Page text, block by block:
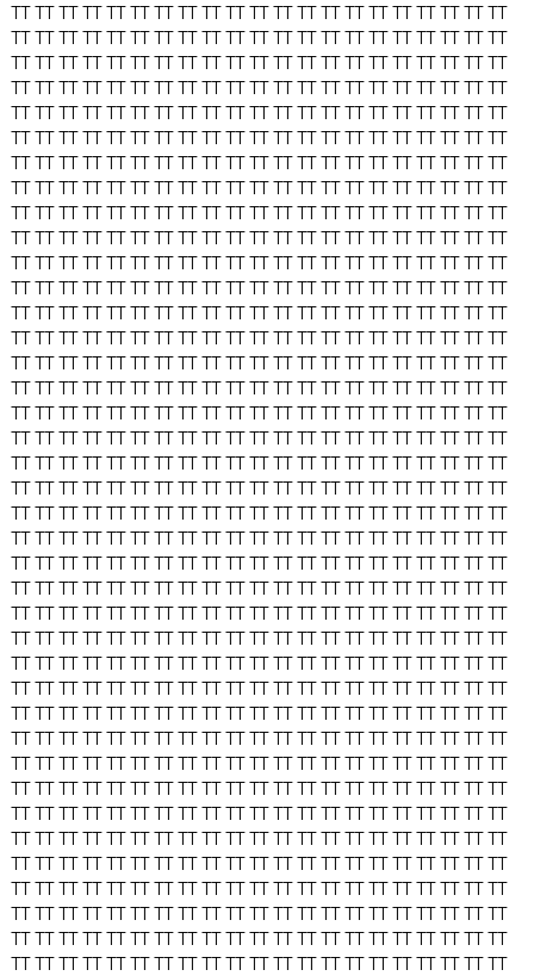
TT TT TT TT TT TT TT TT TT TT TT TT TT TT TT TT TT TT TT TT TT
TT TT TT TT TT TT TT TT TT TT TT TT TT TT TT TT TT TT TT TT TT
TT TT TT TT TT TT TT TT TT TT TT TT TT TT TT TT TT TT TT TT TT
TT TT TT TT TT TT TT TT TT TT TT TT TT TT TT TT TT TT TT TT TT
TT TT TT TT TT TT TT TT TT TT TT TT TT TT TT TT TT TT TT TT TT
TT TT TT TT TT TT TT TT TT TT TT TT TT TT TT TT TT TT TT TT TT
TT TT TT TT TT TT TT TT TT TT TT TT TT TT TT TT TT TT TT TT TT
TT TT TT TT TT TT TT TT TT TT TT TT TT TT TT TT TT TT TT TT TT
TT TT TT TT TT TT TT TT TT TT TT TT TT TT TT TT TT TT TT TT TT
TT TT TT TT TT TT TT TT TT TT TT TT TT TT TT TT TT TT TT TT TT
TT TT TT TT TT TT TT TT TT TT TT TT TT TT TT TT TT TT TT TT TT
TT TT TT TT TT TT TT TT TT TT TT TT TT TT TT TT TT TT TT TT TT
TT TT TT TT TT TT TT TT TT TT TT TT TT TT TT TT TT TT TT TT TT
TT TT TT TT TT TT TT TT TT TT TT TT TT TT TT TT TT TT TT TT TT
TT TT TT TT TT TT TT TT TT TT TT TT TT TT TT TT TT TT TT TT TT
TT TT TT TT TT TT TT TT TT TT TT TT TT TT TT TT TT TT TT TT TT
TT TT TT TT TT TT TT TT TT TT TT TT TT TT TT TT TT TT TT TT TT
TT TT TT TT TT TT TT TT TT TT TT TT TT TT TT TT TT TT TT TT TT
TT TT TT TT TT TT TT TT TT TT TT TT TT TT TT TT TT TT TT TT TT
TT TT TT TT TT TT TT TT TT TT TT TT TT TT TT TT TT TT TT TT TT
TT TT TT TT TT TT TT TT TT TT TT TT TT TT TT TT TT TT TT TT TT
TT TT TT TT TT TT TT TT TT TT TT TT TT TT TT TT TT TT TT TT TT
TT TT TT TT TT TT TT TT TT TT TT TT TT TT TT TT TT TT TT TT TT
TT TT TT TT TT TT TT TT TT TT TT TT TT TT TT TT TT TT TT TT TT
TT TT TT TT TT TT TT TT TT TT TT TT TT TT TT TT TT TT TT TT TT
TT TT TT TT TT TT TT TT TT TT TT TT TT TT TT TT TT TT TT TT TT
TT TT TT TT TT TT TT TT TT TT TT TT TT TT TT TT TT TT TT TT TT
TT TT TT TT TT TT TT TT TT TT TT TT TT TT TT TT TT TT TT TT TT
TT TT TT TT TT TT TT TT TT TT TT TT TT TT TT TT TT TT TT TT TT
TT TT TT TT TT TT TT TT TT TT TT TT TT TT TT TT TT TT TT TT TT
TT TT TT TT TT TT TT TT TT TT TT TT TT TT TT TT TT TT TT TT TT
TT TT TT TT TT TT TT TT TT TT TT TT TT TT TT TT TT TT TT TT TT
TT TT TT TT TT TT TT TT TT TT TT TT TT TT TT TT TT TT TT TT TT
TT TT TT TT TT TT TT TT TT TT TT TT TT TT TT TT TT TT TT TT TT
TT TT TT TT TT TT TT TT TT TT TT TT TT TT TT TT TT TT TT TT TT
TT TT TT TT TT TT TT TT TT TT TT TT TT TT TT TT TT TT TT TT TT
TT TT TT TT TT TT TT TT TT TT TT TT TT TT TT TT TT TT TT TT TT
TT TT TT TT TT TT TT TT TT TT TT TT TT TT TT TT TT TT TT TT TT
TT TT TT TT TT TT TT TT TT TT TT TT TT TT TT TT TT TT TT TT TT